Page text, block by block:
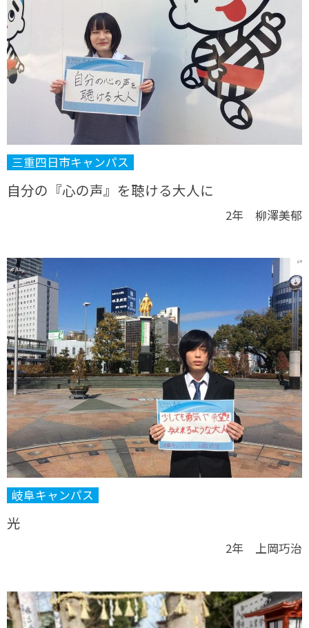
三重四日市キャンパス
自分の『心の声』を聴ける大人に
2年 柳澤美郁
岐阜キャンパス
光
2年 上岡巧治